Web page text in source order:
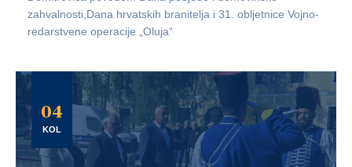
zahvalnosti,Dana hrvatskih branitelja i 31. obljetnice Vojno-
redarstvene operacije „Oluja“
04
KOL